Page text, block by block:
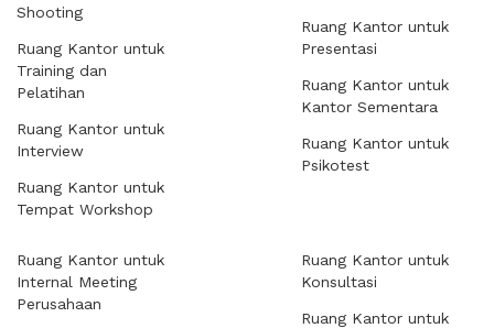
Shooting
Ruang Kantor untuk
Training dan
Pelatihan
Ruang Kantor untuk
Interview
Ruang Kantor untuk
Tempat Workshop
Ruang Kantor untuk
Presentasi
Ruang Kantor untuk
Kantor Sementara
Ruang Kantor untuk
Psikotest
Ruang Kantor untuk
Internal Meeting
Perusahaan
Ruang Kantor untuk
Konsultasi
Ruang Kantor untuk